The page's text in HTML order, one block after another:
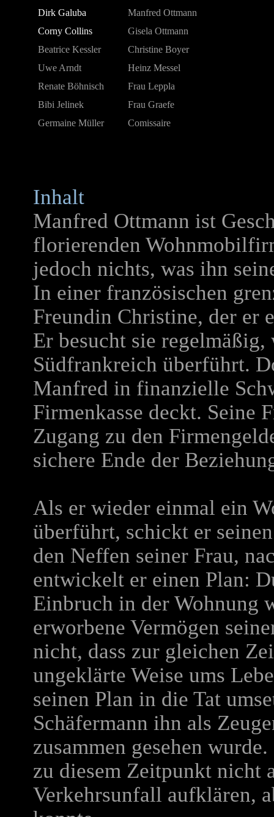
Dirk Galuba
Manfred Ottmann
Corny Collins
Gisela Ottmann
Beatrice Kessler
Christine Boyer
Uwe Arndt
Heinz Messel
Renate Böhnisch
Frau Leppla
Bibi Jelinek
Frau Graefe
Germaine Müller
Comissaire
Inhalt
Manfred Ottmann ist
florierenden
jedoch nichts, was ihn
In einer französischen
Freundin Christine, der er
Er besucht sie
Südfrankreich überführt.
Manfred in finanzielle
Firmenkasse deckt. Seine
Zugang zu den
sichere Ende der
Als er wieder einmal ein
überführt, schickt er
den Neffen seiner Frau,
entwickelt er einen Plan:
Einbruch in der Wohnung
erworbene Vermögen
nicht, dass zur gleichen
ungeklärte Weise ums
seinen Plan in die Tat
Schäfermann ihn als
zusammen gesehen
zu diesem Zeitpunkt nicht
Verkehrsunfall aufklären,